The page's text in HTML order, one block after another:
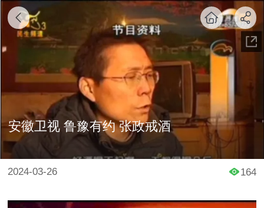
安徽卫视 鲁豫有约 张政戒酒
2024-03-26 164